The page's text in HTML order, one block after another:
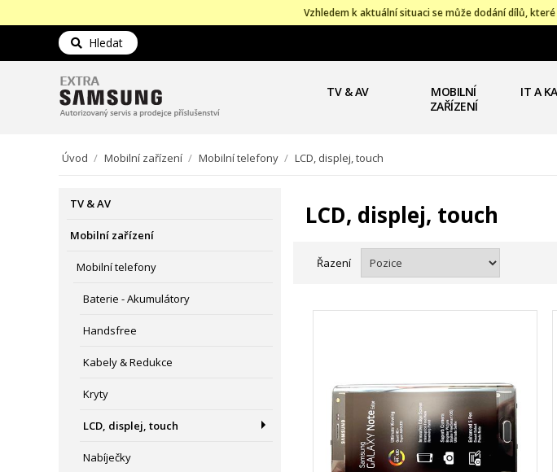
Vzhledem k aktuální situaci se může dodání dílů,
Hledat
TV & AV
MOBILNÍ
ZAŘÍZENÍ
IT A
Úvod / Mobilní zařízení / Mobilní telefony / LCD, displej, touch
TV & AV
Mobilní zařízení
Mobilní telefony
Baterie - Akumulátory
Handsfree
Kabely & Redukce
Kryty
LCD, displej, touch
Nabíječky
LCD, displej, touch
Řazení